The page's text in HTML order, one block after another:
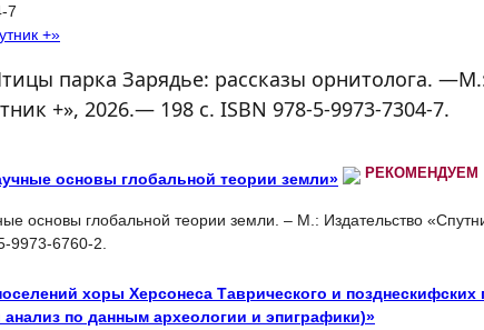
7
+»
парка Зарядье: рассказы орнитолога.
+», 2026.— 198 с. ISBN 978-5-9973-7304-7.
основы глобальной теории земли» РЕКОМЕНДУЕМ
основы глобальной теории земли. – М.: Издательство
9973-6760-2.
хоры Херсонеса Таврического и позднескифских
по данным археологии и эпиграфики)»